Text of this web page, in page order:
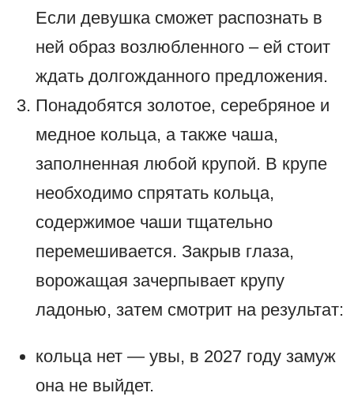
Если девушка сможет распознать в
ней образ возлюбленного – ей стоит
ждать долгожданного предложения.
Понадобятся золотое, серебряное и
медное кольца, а также чаша,
заполненная любой крупой. В крупе
необходимо спрятать кольца,
содержимое чаши тщательно
перемешивается. Закрыв глаза,
ворожащая зачерпывает крупу
ладонью, затем смотрит на результат:
кольца нет — увы, в 2027 году замуж
она не выйдет.